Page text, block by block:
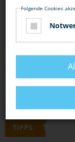
DIESEN
TIPPS
Folgende Cookies